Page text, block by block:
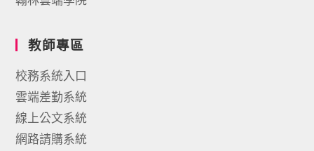
教師專區
校務系統入口
雲端差勤系統
線上公文系統
網路請購系統